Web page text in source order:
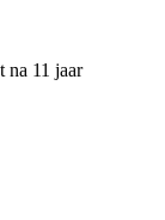
na 11 jaar